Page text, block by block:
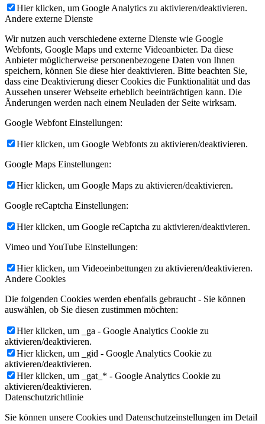
Hier klicken, um Google Analytics zu aktivieren/deaktivieren.
Andere externe Dienste
Wir nutzen auch verschiedene externe Dienste wie Google
Webfonts, Google Maps und externe Videoanbieter. Da diese
Anbieter möglicherweise personenbezogene Daten von Ihnen
speichern, können Sie diese hier deaktivieren. Bitte beachten Sie,
dass eine Deaktivierung dieser Cookies die Funktionalität und das
Aussehen unserer Webseite erheblich beeinträchtigen kann. Die
Änderungen werden nach einem Neuladen der Seite wirksam.
Google Webfont Einstellungen:
Hier klicken, um Google Webfonts zu aktivieren/deaktivieren.
Google Maps Einstellungen:
Hier klicken, um Google Maps zu aktivieren/deaktivieren.
Google reCaptcha Einstellungen:
Hier klicken, um Google reCaptcha zu aktivieren/deaktivieren.
Vimeo und YouTube Einstellungen:
Hier klicken, um Videoeinbettungen zu aktivieren/deaktivieren.
Andere Cookies
Die folgenden Cookies werden ebenfalls gebraucht - Sie können
auswählen, ob Sie diesen zustimmen möchten:
Hier klicken, um _ga - Google Analytics Cookie zu
aktivieren/deaktivieren.
Hier klicken, um _gid - Google Analytics Cookie zu
aktivieren/deaktivieren.
Hier klicken, um _gat_* - Google Analytics Cookie zu
aktivieren/deaktivieren.
Datenschutzrichtlinie
Sie können unsere Cookies und Datenschutzeinstellungen im Detail